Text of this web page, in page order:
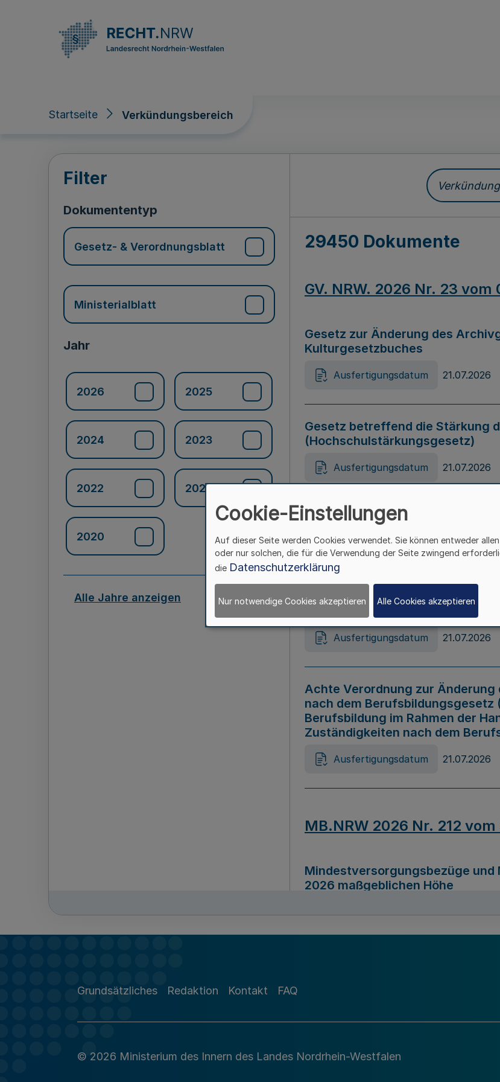
Startseite Verkündungsbereich
Verkündungsbereich
Filter
Dokumententyp
Gesetz- & Verordnungsblatt
Ministerialblatt
Jahr
2026 2025
2024 2023
2022 2021
2020
Alle Jahre anzeigen
29450 Dokumente
GV. NRW. 2026 Nr. 23 vom
Gesetz zur Änderung des
Kulturgesetzbuches
Ausfertigungsdatum 21.07.2026
Gesetz betreffend die Stärkung
(Hochschulstärkungsgesetz)
Ausfertigungsdatum 21.07.2026
Gesetz zur Vermeidung von
Ausfertigungsdatum 21.07.2026
Gesetz zur Änderung des
Ausfertigungsdatum 21.07.2026
Achte Verordnung zur
nach dem Berufsbildungsgesetz
Berufsbildung im Rahmen der
Zuständigkeiten nach dem
Ausfertigungsdatum 21.07.2026
MB.NRW 2026 Nr. 212 vom
Mindestversorgungsbezüge und
2026 maßgeblichen Höhe
Richtlinie zur Durchführung des
Grundsätzliches Redaktion Kontakt FAQ
© 2026 Ministerium des Innern des Landes Nordrhein-Westfalen
Cookie-Einstellungen
Auf dieser Seite werden Cookies verwendet. Sie können entweder
oder nur solchen, die für die Verwendung der Seite zwingend
die Datenschutzerklärung
Nur notwendige Cookies akzeptieren Alle Cookies akzeptieren